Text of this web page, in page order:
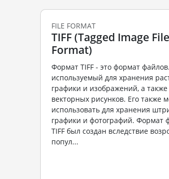
FILE FORMAT
TIFF (Tagged Image File
Format)
Формат TIFF - это формат файлов.
используемый для хранения
графики и изображений, а также
векторных рисунков. Его также
использовать для хранения
графики и фотографий. Формат
TIFF был создан вследствие
попул...